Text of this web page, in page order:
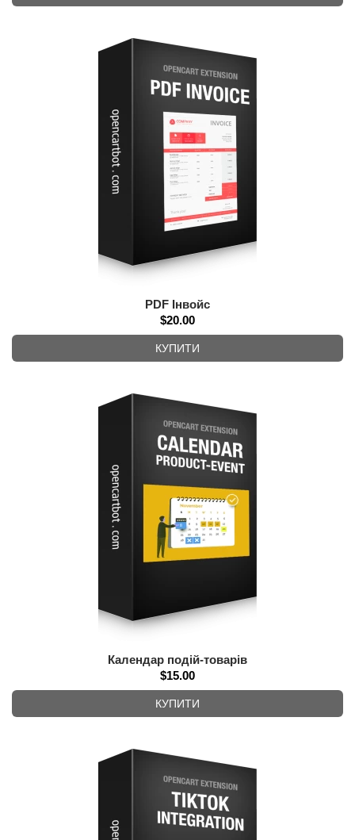
PDF Інвойс
$20.00
КУПИТИ
Календар подій-товарів
$15.00
КУПИТИ